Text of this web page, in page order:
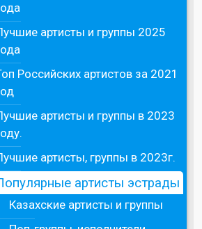
артисты и группы 2025
Российских артистов за 2021
артисты и группы в 2023
артисты, группы в 2023г.
артисты эстрады
Казахские артисты и группы